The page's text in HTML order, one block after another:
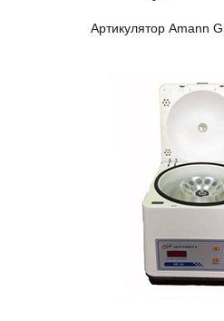
Артикулятор Amann